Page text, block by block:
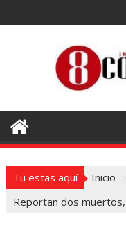
al
Tu estas aquí Inicio
Reportan dos